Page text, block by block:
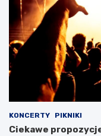
KONCERTY PIKNIKI
Ciekawe